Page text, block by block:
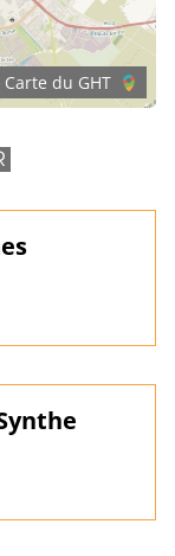
Carte du GHT